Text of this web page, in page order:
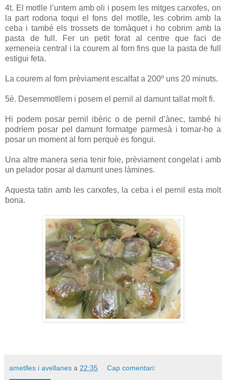
4t. El motlle l’untem amb oli i posem les mitges carxofes, on
la part rodona toqui el fons del motlle, les cobrim amb la
ceba i també els trossets de tomàquet i ho cobrim amb la
pasta de full. Fer un petit forat al centre que faci de
xemeneia central i la courem al forn fins que la pasta de full
estigui feta.
La courem al forn prèviament escalfat a 200º uns 20 minuts.
5è. Desemmotllem i posem el pernil al damunt tallat molt fi.
Hi podem posar pernil ibèric o de pernil d’ànec, també hi
podríem posar pel damunt formatge parmesà i tornar-ho a
posar un moment al forn perquè es fongui.
Una altre manera seria tenir foie, prèviament congelat i amb
un pelador posar al damunt unes làmines.
Aquesta tatin amb les carxofes, la ceba i el pernil esta molt
bona.
ametlles i avellanes a 22:35 Cap comentari: